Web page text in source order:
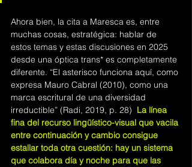
Ahora bien, la cita a Maresca es, entre
muchas cosas, estratégica: hablar de
estos temas y estas discusiones en 2025
desde una óptica trans* es completamente
diferente. “El asterisco funciona aquí, como
expresa Mauro Cabral (2010), como una
marca escritural de una diversidad
irreductible” (Radi, 2019, p. 28) La línea
fina del recurso lingüístico-visual que vacila
entre continuación y cambio consigue
estallar toda otra cuestión: hay un sistema
que colabora día y noche para que las